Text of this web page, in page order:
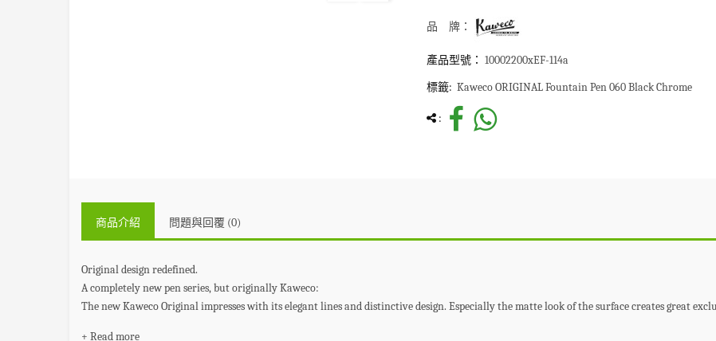
品 牌：
產品型號： 10002200xEF-114a
標籤: Kaweco ORIGINAL Fountain Pen 060 Black Chrome
:
商品介紹 問題與回覆 (0)
Original design redefined.
A completely new pen series, but originally Kaweco:
The new Kaweco Original impresses with its elegant lines and distinctive design. Especially the matte look of the surface creates great
+ Read more